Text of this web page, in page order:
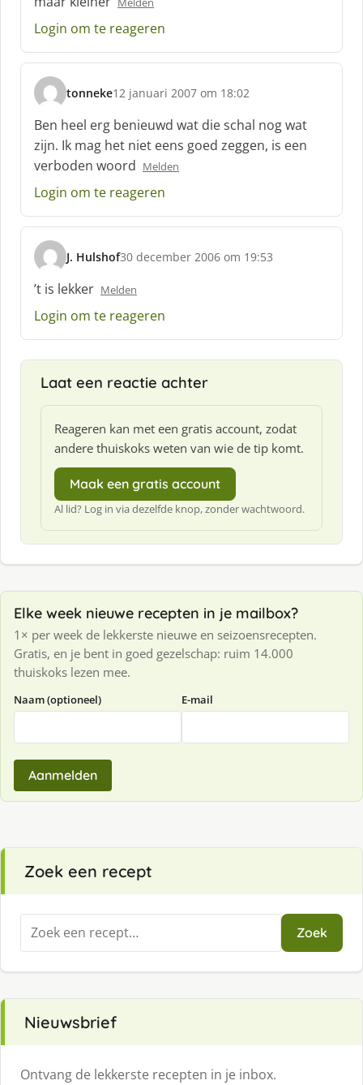
r
e
f
Login om te reageren
tonneke
s
c
h
r
e
e
:
12 januari 2007 om 18:02
Ben heel erg benieuwd wat die schal nog wat
zijn. Ik mag het niet eens goed zeggen, is een
verboden woord Melden
Login om te reageren
J. Hulshof
s
c
h
r
30 december 2006 om 19:53
’t is lekker Melden
Login om te reageren
Laat een reactie achter
Reageren kan met een gratis account, zodat
andere thuiskoks weten van wie de tip komt.
Maak een gratis account
Al lid? Log in via dezelfde knop, zonder wachtwoord.
Elke week nieuwe recepten in je mailbox?
1× per week de lekkerste nieuwe en seizoensrecepten.
Gratis, en je bent in goed gezelschap: ruim 14.000
thuiskoks lezen mee.
Naam (optioneel) E-mail
Aanmelden
Zoek een recept
Zoeken
naar:
Zoek
Nieuwsbrief
Ontvang de lekkerste recepten in je inbox.